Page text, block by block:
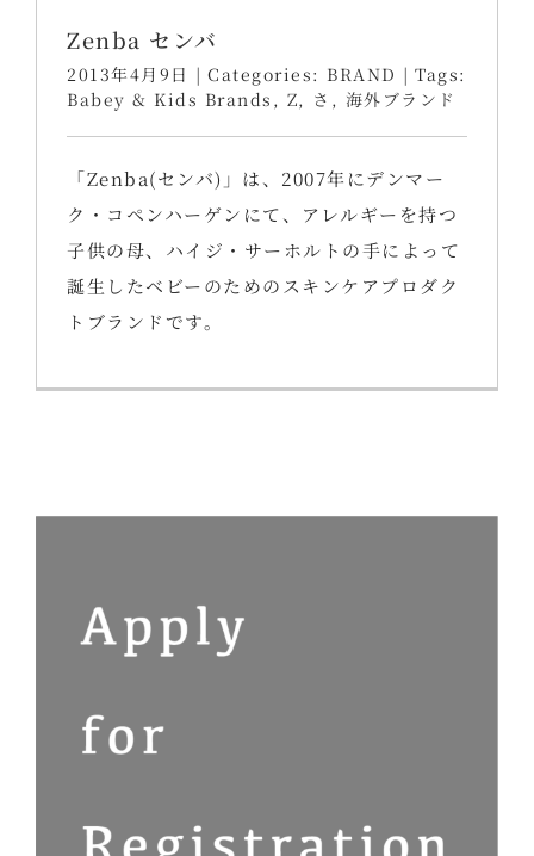
Zenba センバ
2013年4月9日 | Categories: BRAND | Tags:
Babey & Kids Brands , Z, さ , 海外ブランド
「Zenba(センバ)」は、2007年にデンマー
ク・コペンハーゲンにて、アレルギーを持つ
子供の母、ハイジ・サーホルトの手によって
誕生したベビーのためのスキンケアプロダク
トブランドです。